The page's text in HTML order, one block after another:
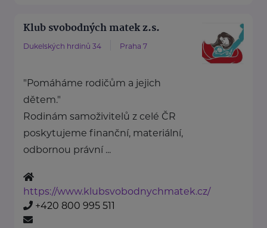
Klub svobodných matek z.s.
Dukelských hrdinů 34 Praha 7
"Pomáháme rodičům a jejich
dětem."
Rodinám samoživitelů z celé ČR
poskytujeme finanční, materiální,
odbornou právní ...
https://www.klubsvobodnychmatek.cz/
+420 800 995 511